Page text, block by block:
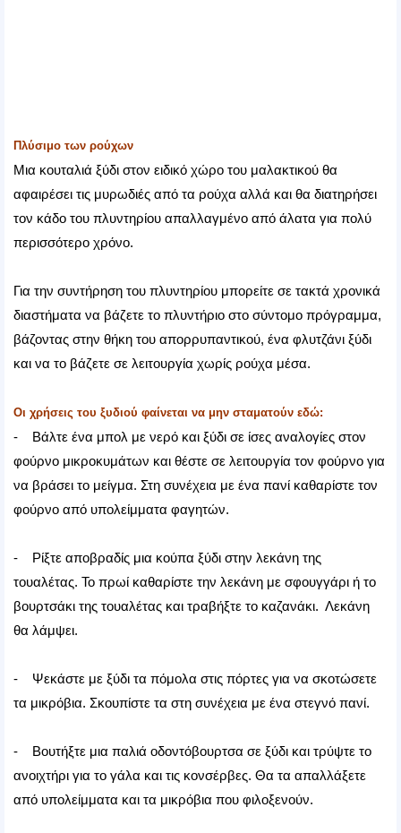
Πλύσιμο των ρούχων
Μια κουταλιά ξύδι στον ειδικό χώρο του μαλακτικού θα
αφαιρέσει τις μυρωδιές από τα ρούχα αλλά και θα διατηρήσει
τον κάδο του πλυντηρίου απαλλαγμένο από άλατα για πολύ
περισσότερο χρόνο.
Για την συντήρηση του πλυντηρίου μπορείτε σε τακτά χρονικά
διαστήματα να βάζετε το πλυντήριο στο σύντομο πρόγραμμα,
βάζοντας στην θήκη του απορρυπαντικού, ένα φλυτζάνι ξύδι
και να το βάζετε σε λειτουργία χωρίς ρούχα μέσα.
Οι χρήσεις του ξυδιού φαίνεται να μην σταματούν εδώ:
- Βάλτε ένα μπολ με νερό και ξύδι σε ίσες αναλογίες στον
φούρνο μικροκυμάτων και θέστε σε λειτουργία τον φούρνο για
να βράσει το μείγμα. Στη συνέχεια με ένα πανί καθαρίστε τον
φούρνο από υπολείμματα φαγητών.
- Ρίξτε αποβραδίς μια κούπα ξύδι στην λεκάνη της
τουαλέτας. Το πρωί καθαρίστε την λεκάνη με σφουγγάρι ή το
βουρτσάκι της τουαλέτας και τραβήξτε το καζανάκι. Λεκάνη
θα λάμψει.
- Ψεκάστε με ξύδι τα πόμολα στις πόρτες για να σκοτώσετε
τα μικρόβια. Σκουπίστε τα στη συνέχεια με ένα στεγνό πανί.
- Βουτήξτε μια παλιά οδοντόβουρτσα σε ξύδι και τρύψτε το
ανοιχτήρι για το γάλα και τις κονσέρβες. Θα τα απαλλάξετε
από υπολείμματα και τα μικρόβια που φιλοξενούν.